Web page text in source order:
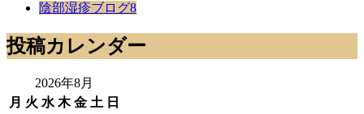
陰部湿疹ブログ8
投稿カレンダー
2026年8月
月 火 水 木 金 土 日